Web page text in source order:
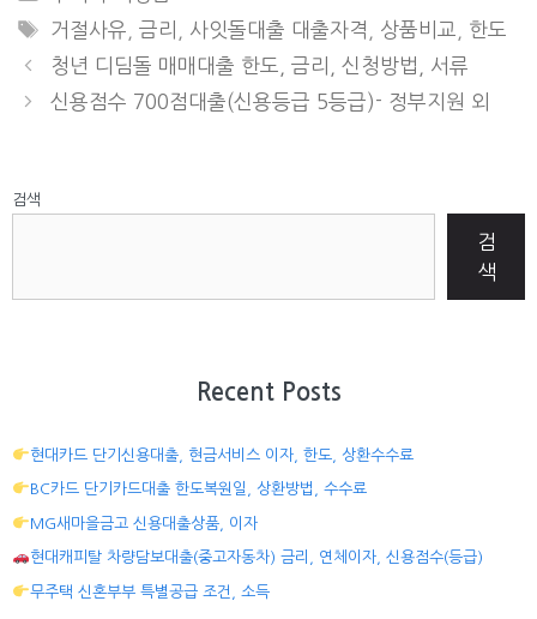
TAGS
거절사유 ,금리 사잇돌대출 대출자격 상품비교
한도
청년 디딤돌 매매대출 한도, 금리, 신청방법, 서류
신용점수 700점대출(신용등급 5등급)- 정부지원 외
검색
검
색
Recent Posts
현대카드 단기신용대출, 현금서비스 이자, 한도, 상환수수료
BC카드 단기카드대출 한도복원일, 상환방법, 수수료
MG새마을금고 신용대출상품, 이자
현대캐피탈 차량담보대출(중고자동차) 금리, 연체이자, 신용점수(등급)
무주택 신혼부부 특별공급 조건, 소득